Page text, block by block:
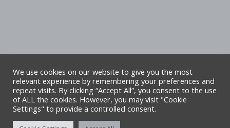
Hawlfraint Cyngor Sir Ddinbych. Cedwir
pob hawl. Safle gan TA6
We use cookies on our website to give you the most
relevant experience by remembering your preferences and
repeat visits. By clicking “Accept All”, you consent to the use
of ALL the cookies. However, you may visit "Cookie
Settings" to provide a controlled consent.